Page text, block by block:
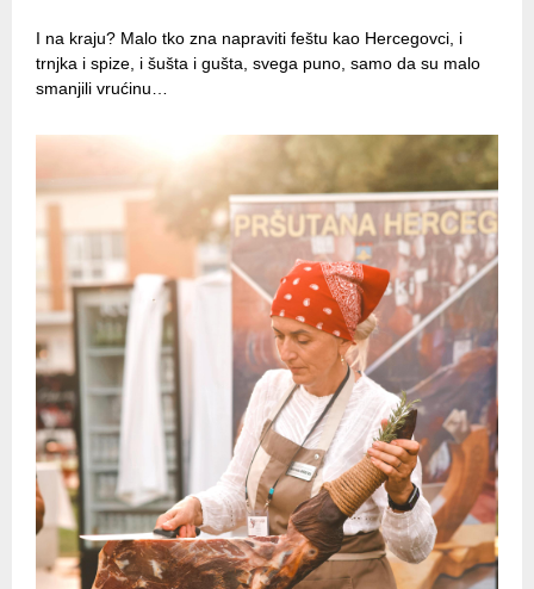
I na kraju? Malo tko zna napraviti feštu kao Hercegovci, i
trnjka i spize, i šušta i gušta, svega puno, samo da su malo
smanjili vrućinu…